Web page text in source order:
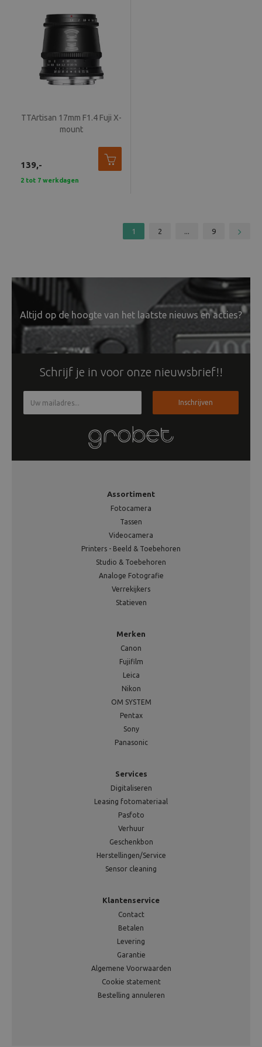
TTArtisan 17mm F1.4 Fuji X-
mount
139,-
2 tot 7 werkdagen
1 2 ... 9
Altijd op de hoogte van het laatste nieuws en acties?
Schrijf je in voor onze nieuwsbrief!!
Inschrijven
Assortiment
Fotocamera
Tassen
Videocamera
Printers - Beeld & Toebehoren
Studio & Toebehoren
Analoge Fotografie
Verrekijkers
Statieven
Merken
Canon
Fujifilm
Leica
Nikon
OM SYSTEM
Pentax
Sony
Panasonic
Services
Digitaliseren
Leasing fotomateriaal
Pasfoto
Verhuur
Geschenkbon
Herstellingen/Service
Sensor cleaning
Klantenservice
Contact
Betalen
Levering
Garantie
Algemene Voorwaarden
Cookie statement
Bestelling annuleren